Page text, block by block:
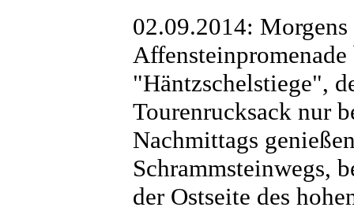
02.09.2014:
"Häntzschelstiege",
Tourenrucksack nur
Nachmittags
Schrammsteinwegs,
der Ostseite des